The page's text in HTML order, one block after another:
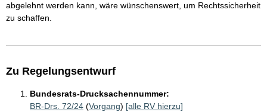
abgelehnt werden kann, wäre wünschenswert, um Rechtssicherheit
zu schaffen.
Zu Regelungsentwurf
Bundesrats-Drucksachennummer:
BR-Drs. 72/24 (Vorgang) [alle RV hierzu]